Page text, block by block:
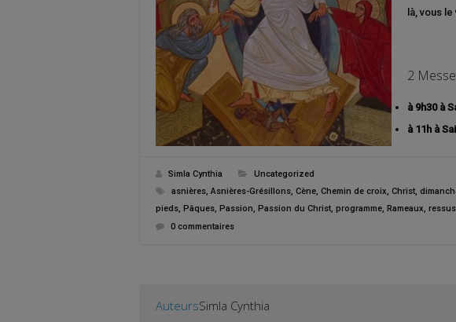
là, vous
2
à 9h30 à
à 11h à
Simla Cynthia
Uncategorized
asnières, Asnières-Grésillons, Cène, Chemin de croix, Christ,
pieds, Pâques, Passion, Passion du Christ, programme, Rameaux,
0 commentaires
AuteursSimla Cynthia